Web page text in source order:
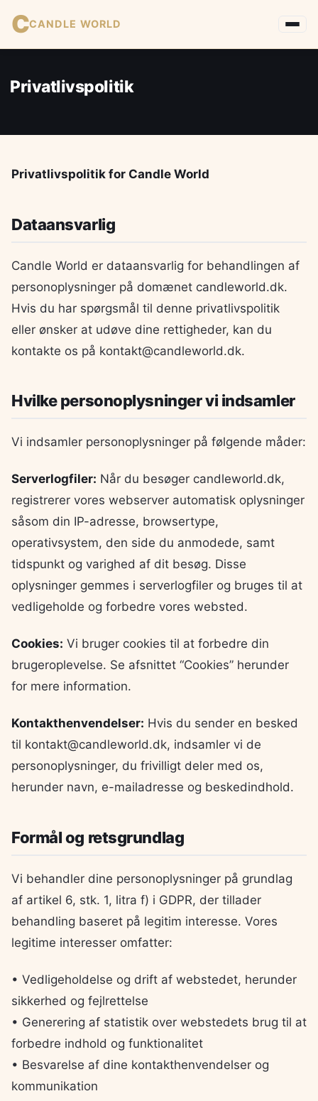
CCANDLE WORLD
Privatlivspolitik
Privatlivspolitik for Candle World
Dataansvarlig
Candle World er dataansvarlig for behandlingen af
personoplysninger på domænet candleworld.dk.
Hvis du har spørgsmål til denne privatlivspolitik
eller ønsker at udøve dine rettigheder, kan du
kontakte os på kontakt@candleworld.dk.
Hvilke personoplysninger vi indsamler
Vi indsamler personoplysninger på følgende måder:
Serverlogfiler: Når du besøger candleworld.dk,
registrerer vores webserver automatisk oplysninger
såsom din IP-adresse, browsertype,
operativsystem, den side du anmodede, samt
tidspunkt og varighed af dit besøg. Disse
oplysninger gemmes i serverlogfiler og bruges til at
vedligeholde og forbedre vores websted.
Cookies: Vi bruger cookies til at forbedre din
brugeroplevelse. Se afsnittet “Cookies” herunder
for mere information.
Kontakthenvendelser: Hvis du sender en besked
til kontakt@candleworld.dk, indsamler vi de
personoplysninger, du frivilligt deler med os,
herunder navn, e-mailadresse og beskedindhold.
Formål og retsgrundlag
Vi behandler dine personoplysninger på grundlag
af artikel 6, stk. 1, litra f) i GDPR, der tillader
behandling baseret på legitim interesse. Vores
legitime interesser omfatter:
• Vedligeholdelse og drift af webstedet, herunder
sikkerhed og fejlrettelse
• Generering af statistik over webstedets brug til at
forbedre indhold og funktionalitet
• Besvarelse af dine kontakthenvendelser og
kommunikation